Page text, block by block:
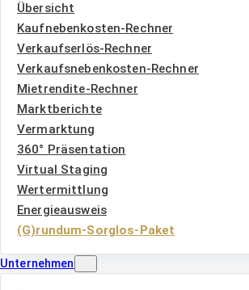
Übersicht
Kaufnebenkosten-Rechner
Verkaufserlös-Rechner
Verkaufsnebenkosten-Rechner
Mietrendite-Rechner
Marktberichte
Vermarktung
360° Präsentation
Virtual Staging
Wertermittlung
Energieausweis
(G)rundum-Sorglos-Paket
Unternehmen